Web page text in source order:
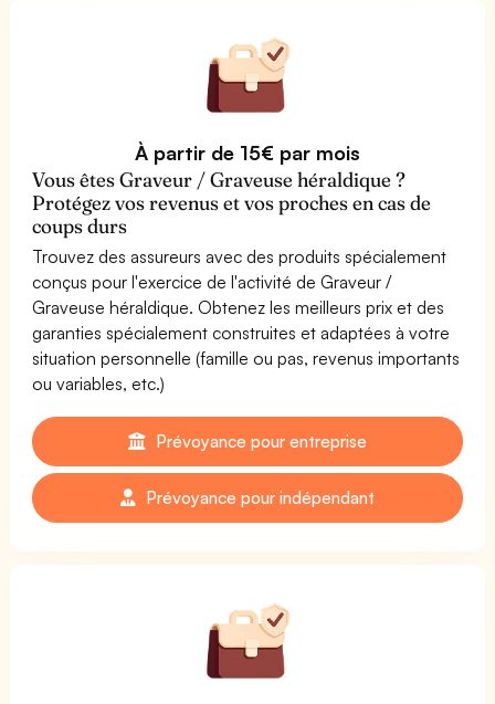
À partir de 15€ par mois
Vous êtes Graveur / Graveuse héraldique ?
Protégez vos revenus et vos proches en cas de
coups durs
Trouvez des assureurs avec des produits spécialement
conçus pour l'exercice de l'activité de Graveur /
Graveuse héraldique. Obtenez les meilleurs prix et des
garanties spécialement construites et adaptées à votre
situation personnelle (famille ou pas, revenus importants
ou variables, etc.)
Prévoyance pour entreprise
Prévoyance pour indépendant